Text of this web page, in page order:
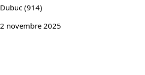
Dubuc (914)
2 novembre 2025